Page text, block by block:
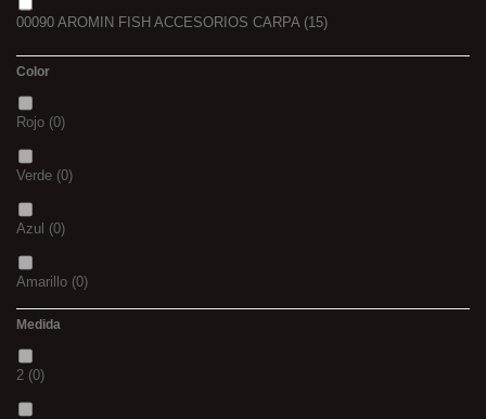
00090 AROMIN FISH ACCESORIOS CARPA(15)
Color
Rojo (0)
Verde (0)
Azul (0)
Amarillo (0)
(0)
Medida
2 (0)